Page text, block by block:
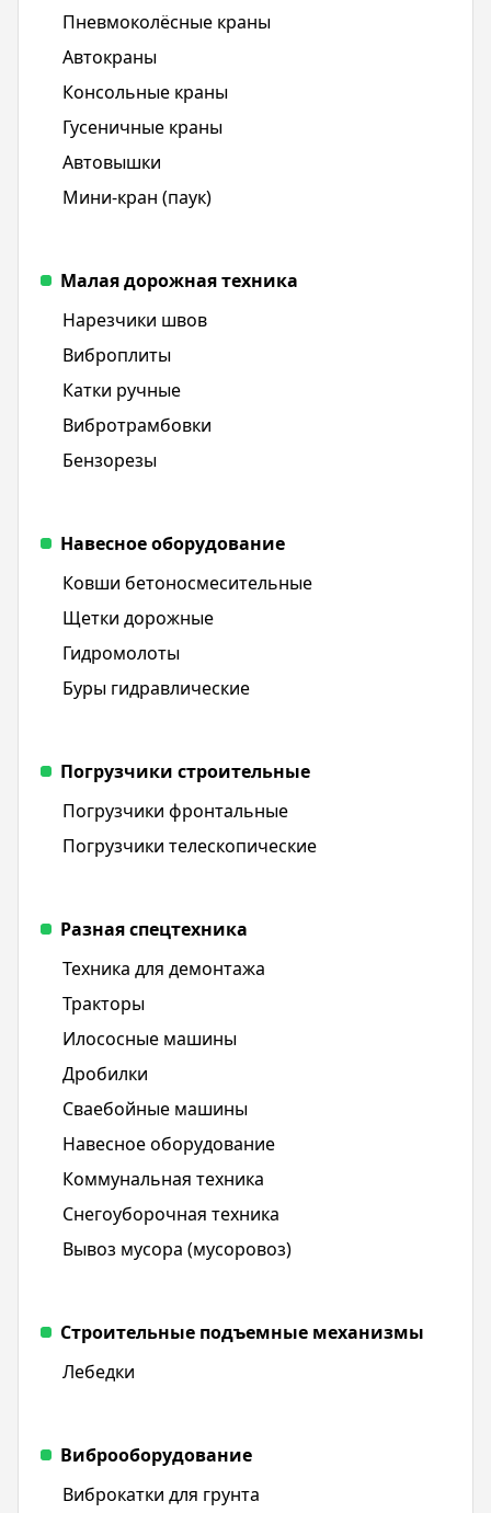
Пневмоколёсные краны
Автокраны
Консольные краны
Гусеничные краны
Автовышки
Мини-кран (паук)
Малая дорожная техника
Нарезчики швов
Виброплиты
Катки ручные
Вибротрамбовки
Бензорезы
Навесное оборудование
Ковши бетоносмесительные
Щетки дорожные
Гидромолоты
Буры гидравлические
Погрузчики строительные
Погрузчики фронтальные
Погрузчики телескопические
Разная спецтехника
Техника для демонтажа
Тракторы
Илососные машины
Дробилки
Сваебойные машины
Навесное оборудование
Коммунальная техника
Снегоуборочная техника
Вывоз мусора (мусоровоз)
Строительные подъемные механизмы
Лебедки
Виброоборудование
Виброкатки для грунта